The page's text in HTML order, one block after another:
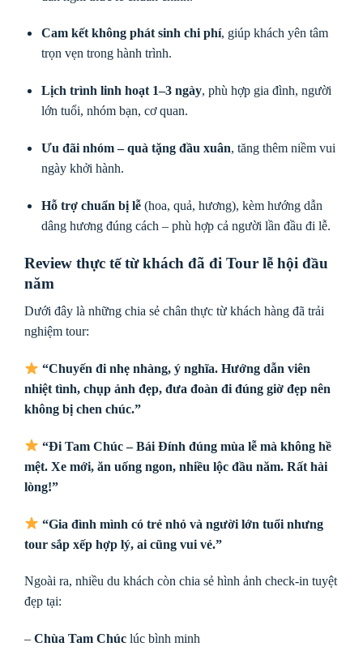
Cam kết không phát sinh chi phí, giúp khách yên tâm
trọn vẹn trong hành trình.
Lịch trình linh hoạt 1–3 ngày, phù hợp gia đình, người
lớn tuổi, nhóm bạn, cơ quan.
Ưu đãi nhóm – quà tặng đầu xuân, tăng thêm niềm vui
ngày khởi hành.
Hỗ trợ chuẩn bị lễ(hoa, quả, hương), kèm hướng dẫn
dâng hương đúng cách – phù hợp cả người lần đầu đi lễ.
Review thực tế từ khách đã đi Tour lễ hội đầu
năm
Dưới đây là những chia sẻ chân thực từ khách hàng đã trải
nghiệm tour:
“Chuyến đi nhẹ nhàng, ý nghĩa. Hướng dẫn viên
nhiệt tình, chụp ảnh đẹp, đưa đoàn đi đúng giờ đẹp nên
không bị chen chúc.”
“Đi Tam Chúc – Bái Đính đúng mùa lễ mà không hề
mệt. Xe mới, ăn uống ngon, nhiều lộc đầu năm. Rất hài
lòng!”
“Gia đình mình có trẻ nhỏ và người lớn tuổi nhưng
tour sắp xếp hợp lý, ai cũng vui vẻ.”
Ngoài ra, nhiều du khách còn chia sẻ hình ảnh check-in tuyệt
đẹp tại:
– Chùa Tam Chúc lúc bình minh